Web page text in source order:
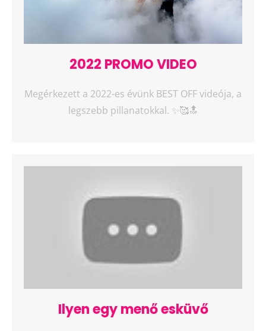
2022 PROMO VIDEO
Megérkezett a 2022-es évünk BEST OFF videója, a
legszebb pillanatokkal. ✨🥰🔝
Ilyen egy menő esküvő